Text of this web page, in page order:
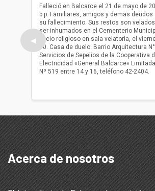
◀
Falleció en Balcarce el 21 de mayo de
b.p. Familiares, amigos y demas deudos
su fallecimiento. Sus restos son
ser inhumados en el Cementerio
oficio religioso en sala velatoria, el
10. Casa de duelo: Barrio Arquitectura N°
Servicios de Sepelios de la Cooperativa
Electricidad «General Balcarce»
Nº 519 entre 14 y 16, teléfono 42-2404.
Acerca de nosotros